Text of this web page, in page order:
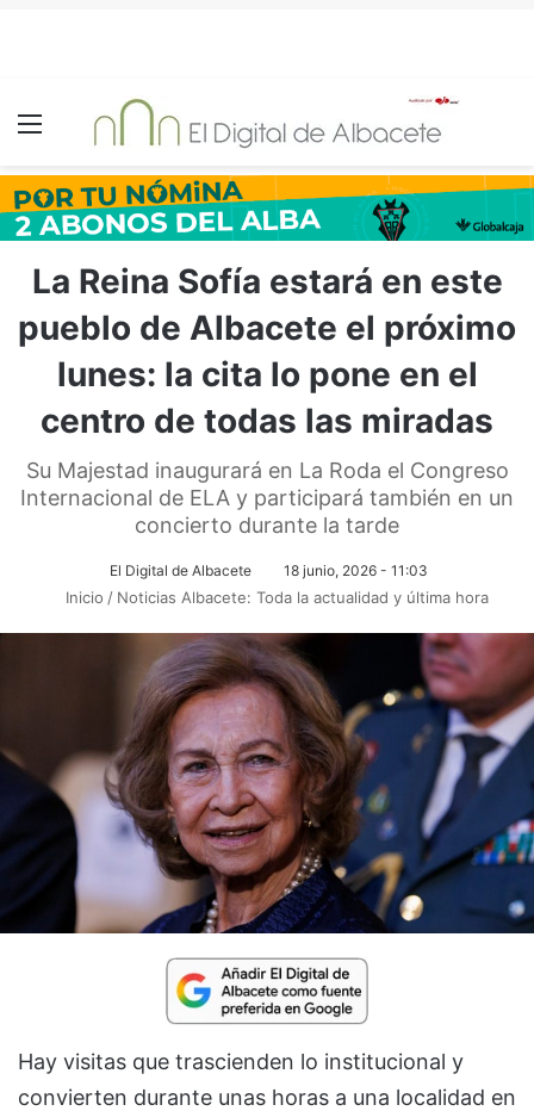
Menú
La Reina Sofía estará en este
pueblo de Albacete el próximo
lunes: la cita lo pone en el
centro de todas las miradas
Su Majestad inaugurará en La Roda el Congreso
Internacional de ELA y participará también en un
concierto durante la tarde
El Digital de Albacete 18 junio, 2026 - 11:03
Inicio / Noticias Albacete: Toda la actualidad y última hora
Hay visitas que trascienden lo institucional y
convierten durante unas horas a una localidad en